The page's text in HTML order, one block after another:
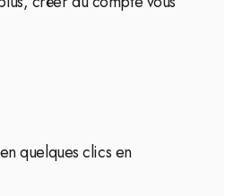
quelques clics en